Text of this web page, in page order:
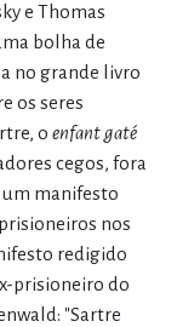
e Thomas
bolha de
no grande livro
os seres
o enfant gaté
cegos, fora
um manifesto
nos
redigido
prisioneiro do
"Sartre